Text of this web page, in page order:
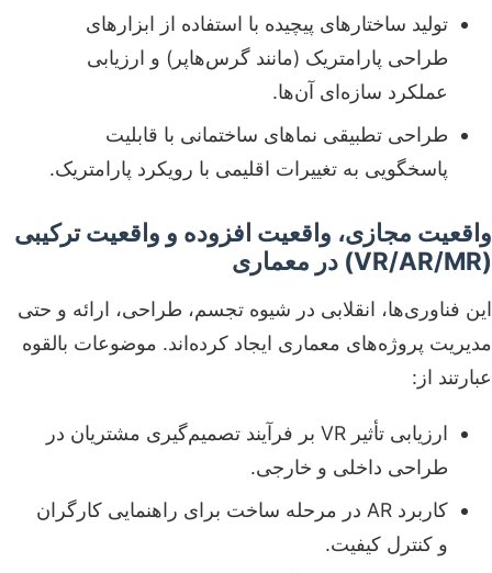
تولید ساختارهای پیچیده با استفاده از ابزارهای
طراحی پارامتریک (مانند گرس‌هاپر) و ارزیابی
عملکرد سازه‌ای آن‌ها.
طراحی تطبیقی نماهای ساختمانی با قابلیت
پاسخگویی به تغییرات اقلیمی با رویکرد پارامتریک.
واقعیت مجازی، واقعیت افزوده و واقعیت ترکیبی
(VR/AR/MR) در معماری
این فناوری‌ها، انقلابی در شیوه تجسم، طراحی، ارائه و حتی
مدیریت پروژه‌های معماری ایجاد کرده‌اند. موضوعات بالقوه
عبارتند از:
ارزیابی تأثیر VR بر فرآیند تصمیم‌گیری مشتریان در
طراحی داخلی و خارجی.
کاربرد AR در مرحله ساخت برای راهنمایی کارگران
و کنترل کیفیت.